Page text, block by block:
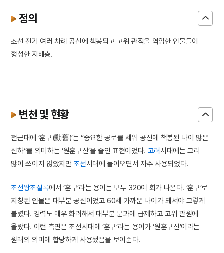
정의
조선 전기 여러 차례 공신에 책봉되고 고위 관직을 역임한 인물들이
형성한 지배층.
변천 및 현황
전근대에 ‘훈구(勳舊)’는 “중요한 공로를 세워 공신에 책봉된 나이 많은
신하”를 의미하는 ‘원훈구신’을 줄인 표현이었다. 고려시대에는 그리
많이 쓰이지 않았지만 조선시대에 들어오면서 자주 사용되었다.
조선왕조실록에서 ‘훈구’라는 용어는 모두 320여 회가 나온다. ‘훈구’로
지칭된 인물은 대부분 공신이었고 60세 가까운 나이가 돼서야 그렇게
불렸다. 경력도 매우 화려해서 대부분 문과에 급제하고 고위 관원에
올랐다. 이런 측면은 조선시대에 ‘훈구’라는 용어가 ‘원훈구신’이라는
원래의 의미에 합당하게 사용됐음을 보여준다.